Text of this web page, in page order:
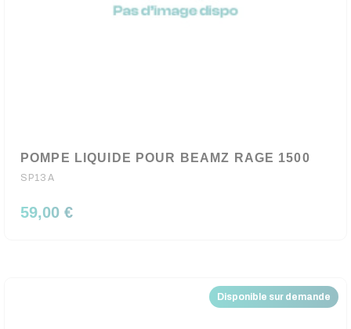
POMPE LIQUIDE POUR BEAMZ RAGE 1500
SP13A
59,00 €
Nouveau
Disponible sur demande